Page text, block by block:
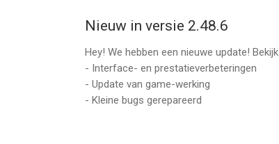
Bevredigende kleurexplosies
Binnenkort volgen er nog meer levels,
Download het spel en stel vandaag nog
Nieuw in versie 2.48.6
Hey! We hebben een nieuwe update!
- Interface- en prestatieverbeteringen
- Update van game-werking
- Kleine bugs gerepareerd